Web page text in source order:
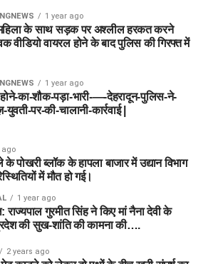
1 year ago
के साथ सड़क पर अश्लील हरकत करने
वीडियो वायरल होने के बाद पुलिस की गिरफ्त में
1 year ago
का-शौक-पड़ा-भारी-—-देहरादून-पुलिस-ने-
पर-की-चालानी-कार्रवाई |
ago
पोखरी ब्लॉक के हापला बाजार में उद्यान विभाग
में मौत हो गई।
1 year ago
राज्यपाल गुरमीत सिंह ने किए मां नैना देवी के
की सुख-शांति की कामना की….
2 years ago